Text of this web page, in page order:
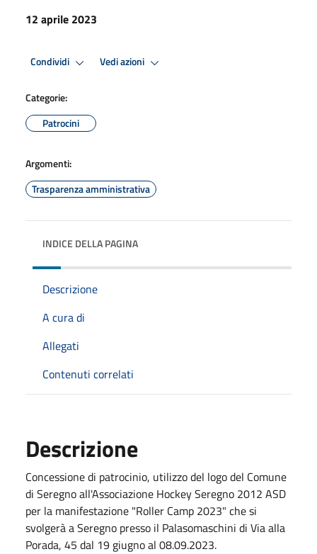
12 aprile 2023
Condividi Vedi azioni
Categorie:
Patrocini
Argomenti:
Trasparenza amministrativa
INDICE DELLA PAGINA
Descrizione
A cura di
Allegati
Contenuti correlati
Descrizione
Concessione di patrocinio, utilizzo del logo del Comune
di Seregno all'Associazione Hockey Seregno 2012 ASD
per la manifestazione "Roller Camp 2023" che si
svolgerà a Seregno presso il Palasomaschini di Via alla
Porada, 45 dal 19 giugno al 08.09.2023.